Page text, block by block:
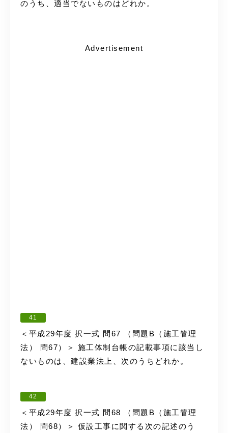
のうち、適当でないものはどれか。
Advertisement
41
＜平成29年度 択一式 問67 （問題B（施工管理
法） 問67）＞ 施工体制台帳の記載事項に該当し
ないものは、建設業法上、次のうちどれか。
42
＜平成29年度 択一式 問68 （問題B（施工管理
法） 問68）＞ 仮設工事に関する次の記述のう